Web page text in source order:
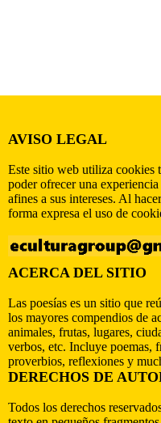
AVISO LEGAL
Este sitio web utiliza cookies
poder ofrecer una
afines a sus intereses. Al
forma expresa el uso de
ACERCA DEL SITIO
Las poesías es un sitio que
los mayores compendios de
animales, frutas, lugares,
verbos, etc. Incluye poemas,
proverbios, reflexiones y
DERECHOS DE
Todos los derechos